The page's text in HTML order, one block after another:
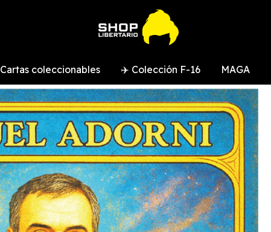
Cartas coleccionables ✈️ Colección F-16 MAGA